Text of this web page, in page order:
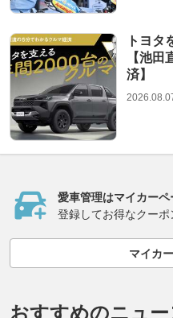
トヨタ
【池
済】
愛車管理はマイカーペ
登録してお得なクーポ
マイカ
おすすめのニュー